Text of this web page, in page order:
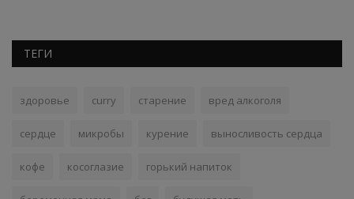
ТЕГИ
здоровье curry старение вред алкоголя
сердце микробы курение выносливость сердца
кофе косоглазие горький напиток